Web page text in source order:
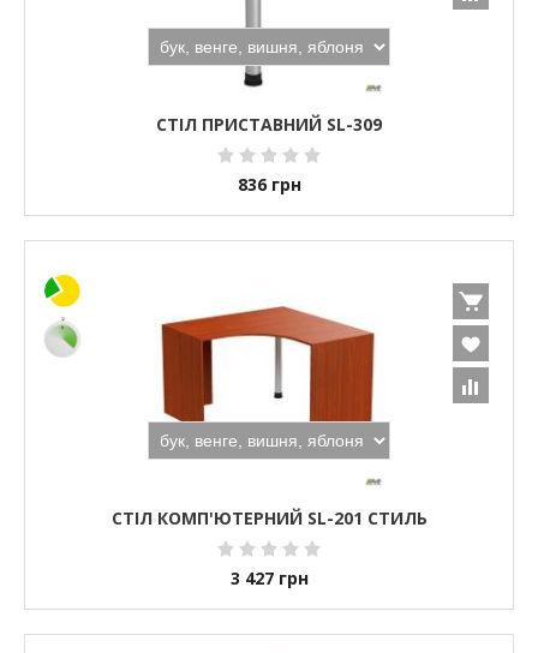
СТІЛ ПРИСТАВНИЙ SL-309
836 грн
СТІЛ КОМП'ЮТЕРНИЙ SL-201 СТИЛЬ
3 427 грн